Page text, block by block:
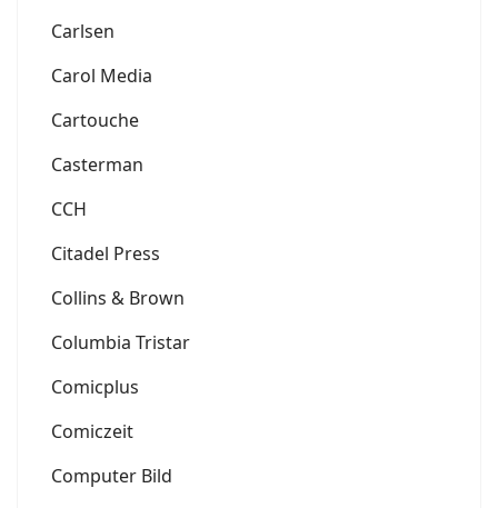
Carlsen
Carol Media
Cartouche
Casterman
CCH
Citadel Press
Collins & Brown
Columbia Tristar
Comicplus
Comiczeit
Computer Bild